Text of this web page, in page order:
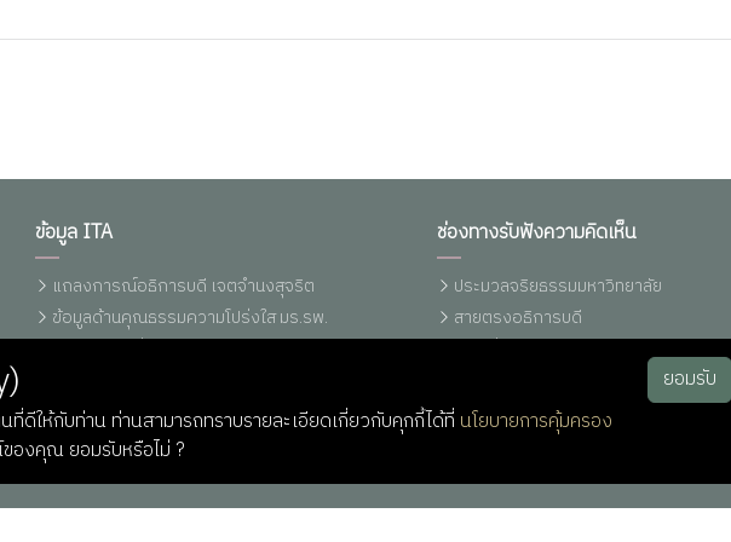
ข้อมูล ITA
แถลงการณ์อธิการบดี เจตจำนงสุจริต
ข้อมูลด้านคุณธรรมความโปร่งใส มร.รพ.
รายงานการเงินประจำปี
ราคากลางอุปกรณ์คอมพิวเตอร์ (ปรับปรุง
13/03/2566)
ช่องทางรับฟังความคิดเห็น
ประมวลจริยธรรมมหาวิทยาลัย
สายตรงอธิการบดี
แจ้งเบาะแสการทุจริต (ปปท.)
ดีให้กับท่าน ท่านสามารถทราบรายละเอียดเกี่ยวกับคุกกี้ได้ที่ นโยบายการคุ้มครอง
องคุณ ยอมรับหรือไม่ ?
ยอมรับ